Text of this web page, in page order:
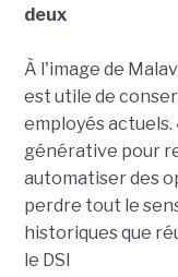
deux
À l'image de
est utile de
employés actuels.
générative pour
automatiser des
perdre tout le
historiques que
le DSI